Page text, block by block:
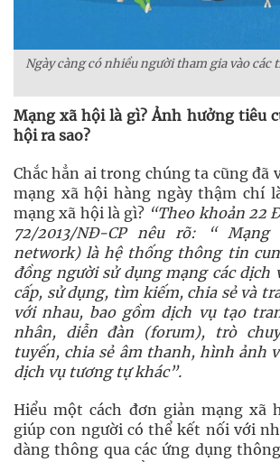
Ngày càng có nhiều người tham gia vào các
Mạng xã hội là gì? Ảnh hưởng tiêu
hội ra sao?
Chắc hẳn ai trong chúng ta cũng đã
mạng xã hội hàng ngày thậm chí
mạng xã hội là gì? “Theo khoản 22
72/2013/NĐ-CP nêu rõ: “
network) là hệ thống thông tin
đồng người sử dụng mạng các dịch
cấp, sử dụng, tìm kiếm, chia sẻ và
với nhau, bao gồm dịch vụ tạo
nhân, diễn đàn (forum), trò
tuyến, chia sẻ âm thanh, hình ảnh
dịch vụ tương tự khác”.
Hiểu một cách đơn giản mạng xã
giúp con người có thể kết nối với
dàng thông qua các ứng dụng